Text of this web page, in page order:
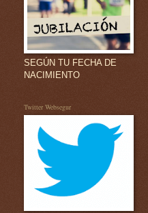
SEGÚN TU FECHA DE
NACIMIENTO
Twitter Websegur